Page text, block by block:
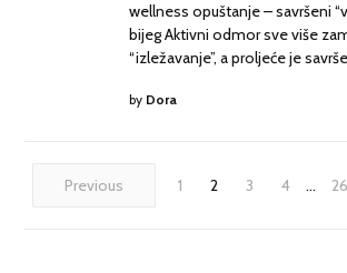
wellness opuštanje – savršeni
bijeg Aktivni odmor sve više
“izležavanje”, a proljeće je
by Dora
Previous 1 2 3 4 … 26